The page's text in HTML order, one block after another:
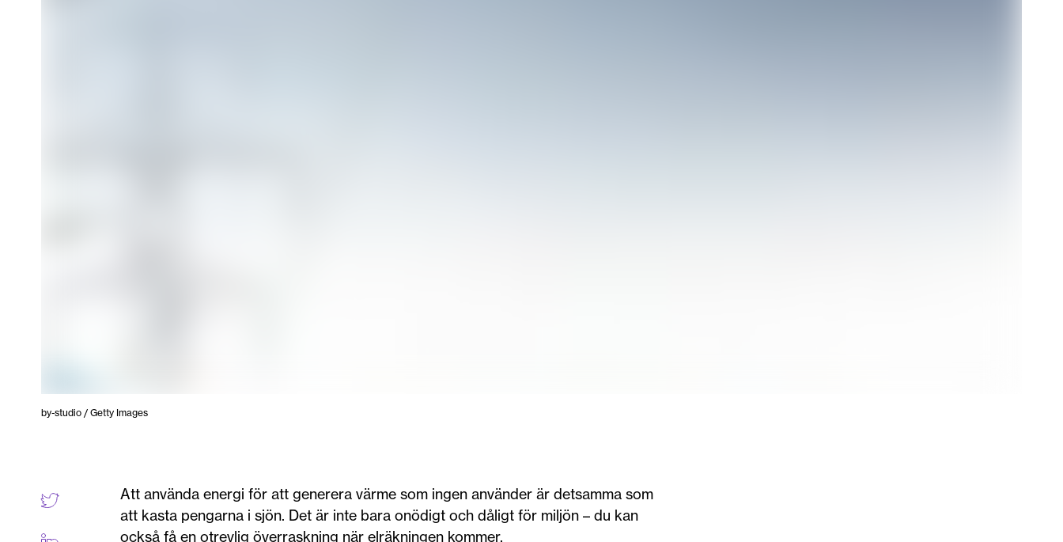
by-studio / Getty Images
Att använda energi för att generera värme som ingen använder är detsamma som
att kasta pengarna i sjön. Det är inte bara onödigt och dåligt för miljön – du kan
också få en otrevlig överraskning när elräkningen kommer.